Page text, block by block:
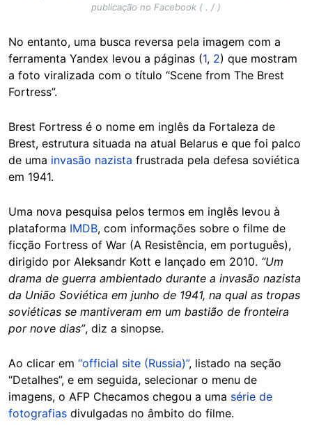
publicação no Facebook ( . / )
No entanto, uma busca reversa pela imagem com a
ferramenta Yandex levou a páginas (1, 2) que mostram
a foto viralizada com o título “Scene from The Brest
Fortress”.
Brest Fortress é o nome em inglês da Fortaleza de
Brest, estrutura situada na atual Belarus e que foi palco
de uma invasão nazista frustrada pela defesa soviética
em 1941.
Uma nova pesquisa pelos termos em inglês levou à
plataforma IMDB, com informações sobre o filme de
ficção Fortress of War (A Resistência, em português),
dirigido por Aleksandr Kott e lançado em 2010. “Um
drama de guerra ambientado durante a invasão nazista
da União Soviética em junho de 1941, na qual as tropas
soviéticas se mantiveram em um bastião de fronteira
por nove dias”, diz a sinopse.
Ao clicar em “official site (Russia)”, listado na seção
“Detalhes”, e em seguida, selecionar o menu de
imagens, o AFP Checamos chegou a uma série de
fotografias divulgadas no âmbito do filme.